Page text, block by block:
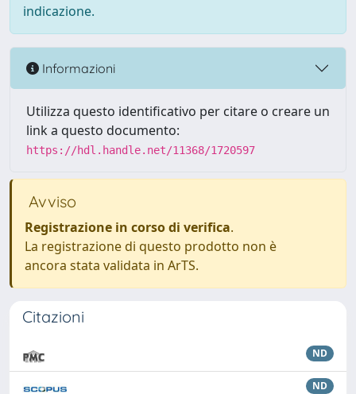
indicazione.
Informazioni
Utilizza questo identificativo per citare o creare un
link a questo documento:
https://hdl.handle.net/11368/1720597
Avviso
Registrazione in corso di verifica.
La registrazione di questo prodotto non è
ancora stata validata in ArTS.
Citazioni
ND
ND